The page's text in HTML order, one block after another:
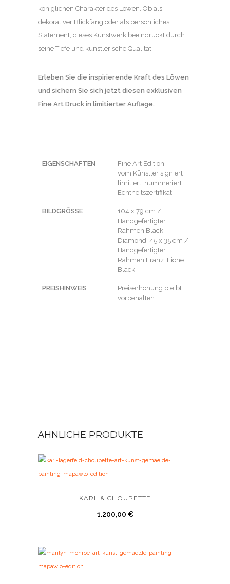
königlichen Charakter des Löwen. Ob als
dekorativer Blickfang oder als persönliches
Statement, dieses Kunstwerk beeindruckt durch
seine Tiefe und künstlerische Qualität.
Erleben Sie die inspirierende Kraft des Löwen
und sichern Sie sich jetzt diesen exklusiven
Fine Art Druck in limitierter Auflage.
EIGENSCHAFTEN
Fine Art Edition
vom Künstler signiert
limitiert, nummeriert
Echtheitszertifikat
BILDGRÖSSE
104 x 79 cm /
Handgefertigter
Rahmen Black
Diamond, 45 x 35 cm /
Handgefertigter
Rahmen Franz. Eiche
Black
PREISHINWEIS
Preiserhöhung bleibt
vorbehalten
ÄHNLICHE PRODUKTE
KARL & CHOUPETTE
1.200,00 €